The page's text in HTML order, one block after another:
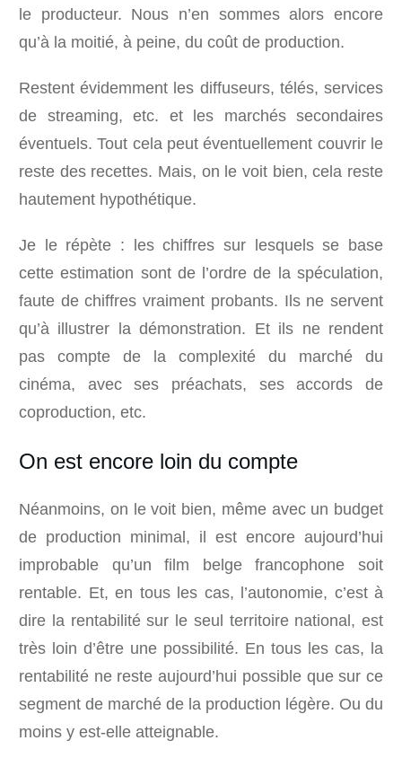
le producteur. Nous n’en sommes alors encore
qu’à la moitié, à peine, du coût de production.
Restent évidemment les diffuseurs, télés, services
de streaming, etc. et les marchés secondaires
éventuels. Tout cela peut éventuellement couvrir le
reste des recettes. Mais, on le voit bien, cela reste
hautement hypothétique.
Je le répète : les chiffres sur lesquels se base
cette estimation sont de l’ordre de la spéculation,
faute de chiffres vraiment probants. Ils ne servent
qu’à illustrer la démonstration. Et ils ne rendent
pas compte de la complexité du marché du
cinéma, avec ses préachats, ses accords de
coproduction, etc.
On est encore loin du compte
Néanmoins, on le voit bien, même avec un budget
de production minimal, il est encore aujourd’hui
improbable qu’un film belge francophone soit
rentable. Et, en tous les cas, l’autonomie, c’est à
dire la rentabilité sur le seul territoire national, est
très loin d’être une possibilité. En tous les cas, la
rentabilité ne reste aujourd’hui possible que sur ce
segment de marché de la production légère. Ou du
moins y est-elle atteignable.